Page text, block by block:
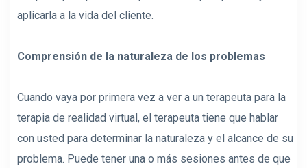
aplicarla a la vida del cliente.
Comprensión de la naturaleza de los problemas
Cuando vaya por primera vez a ver a un terapeuta para la
terapia de realidad virtual, el terapeuta tiene que hablar
con usted para determinar la naturaleza y el alcance de su
problema. Puede tener una o más sesiones antes de que